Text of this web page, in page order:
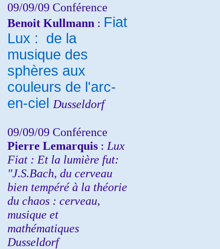
09/09/09 Conférence
Benoit Kullmann : Fiat
Lux : de la
musique des
sphères aux
couleurs de l'arc-
en-ciel Dusseldorf
09/09/09 Conférence
Pierre Lemarquis : Lux
Fiat : Et la lumière fut:
"J.S.Bach, du cerveau
bien tempéré à la théorie
du chaos : cerveau,
musique et
mathématiques
Dusseldorf